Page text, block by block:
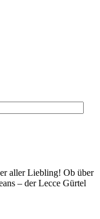
aller Liebling! Ob über
– der Lecce Gürtel